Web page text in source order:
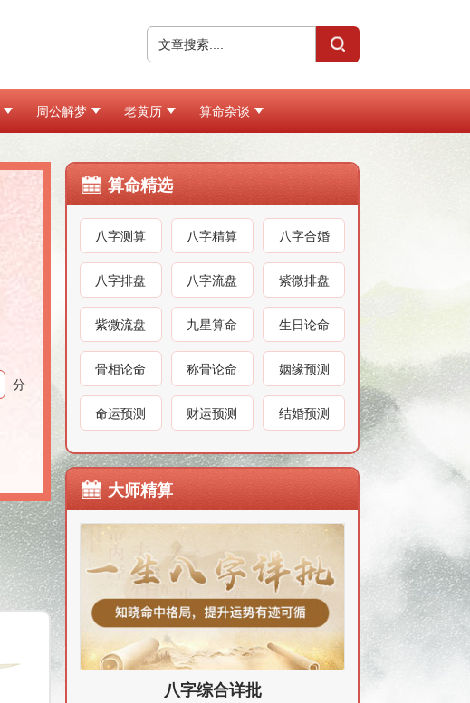
周公解梦 老黄历 算命杂谈
分
算命精选
八字测算 八字精算 八字合婚
八字排盘 八字流盘 紫微排盘
紫微流盘 九星算命 生日论命
骨相论命 称骨论命 姻缘预测
命运预测 财运预测 结婚预测
大师精算
八字综合详批